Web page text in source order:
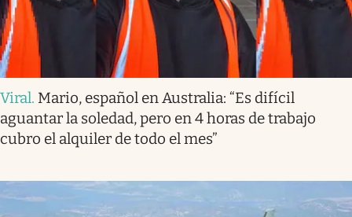
Viral. Mario, español en Australia: “Es difícil
aguantar la soledad, pero en 4 horas de trabajo
cubro el alquiler de todo el mes”